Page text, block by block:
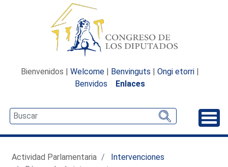
Bienvenidos | Welcome | Benvinguts | Ongi etorri |
Benvidos
Enlaces
Actividad Parlamentaria
Intervenciones